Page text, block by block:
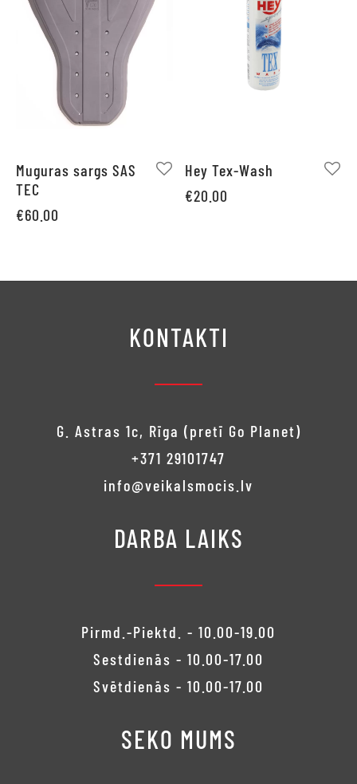
Muguras sargs SAS
TEC
€60.00
Hey Tex-Wash
€20.00
KONTAKTI
G. Astras 1c, Rīga (pretī Go Planet)
+371 29101747
info@veikalsmocis.lv
DARBA LAIKS
Pirmd.-Piektd. - 10.00-19.00
Sestdienās - 10.00-17.00
Svētdienās - 10.00-17.00
SEKO MUMS